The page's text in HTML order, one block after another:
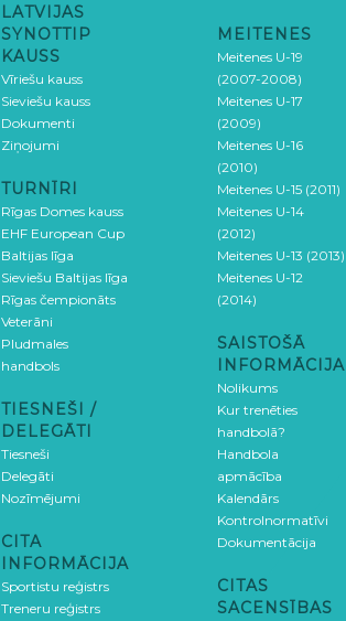
LATVIJAS
SYNOTTIP
KAUSS
Vīriešu kauss
Sieviešu kauss
Dokumenti
Ziņojumi
TURNĪRI
Rīgas Domes kauss
EHF European Cup
Baltijas līga
Sieviešu Baltijas līga
Rīgas čempionāts
Veterāni
Pludmales
handbols
TIESNEŠI /
DELEGĀTI
Tiesneši
Delegāti
Nozīmējumi
CITA
INFORMĀCIJA
Sportistu reģistrs
Treneru reģistrs
MEITENES
Meitenes U-19
(2007-2008)
Meitenes U-17
(2009)
Meitenes U-16
(2010)
Meitenes U-15 (2011)
Meitenes U-14
(2012)
Meitenes U-13 (2013)
Meitenes U-12
(2014)
SAISTOŠĀ
INFORMĀCIJA
Nolikums
Kur trenēties
handbolā?
Handbola
apmācība
Kalendārs
Kontrolnormatīvi
Dokumentācija
CITAS
SACENSĪBAS